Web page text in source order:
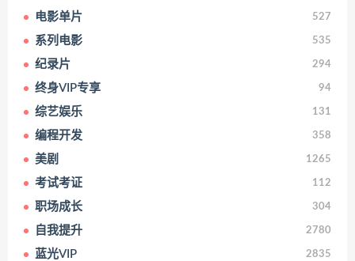
电影单片 527
系列电影 535
纪录片 294
终身VIP专享 94
综艺娱乐 131
编程开发 358
美剧 1265
考试考证 112
职场成长 304
自我提升 2780
蓝光VIP 2835